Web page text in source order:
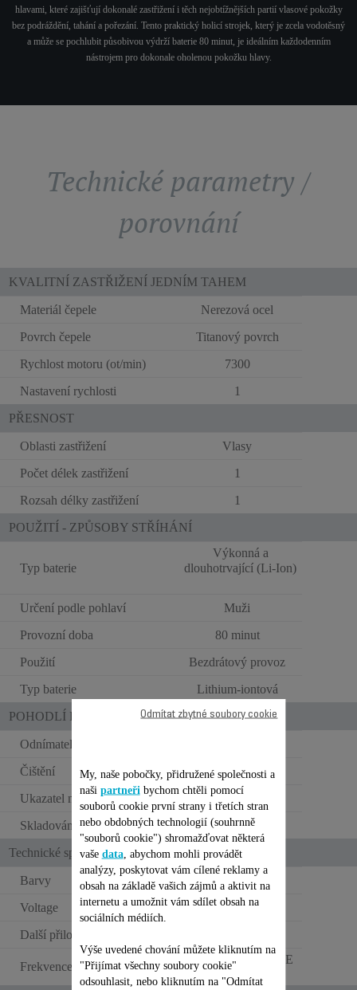
hlavami, které zajišťují dokonalé zastřižení i těch nejobtížnějších partií vlasové pokožky
bez podráždění, tahání a pořezání. Tento praktický holicí strojek, který je zcela vodotěsný
a může se pochlubit působivou výdrží baterie 80 minut, je ideálním každodenním
nástrojem pro dokonale oholenou pokožku hlavy.
Technické parametry /
porovnání
KVALITNÍ ZASTŘIŽENÍ JEDNÍM TAHEM
Materiál čepele
Nerezová ocel
Povrch čepele
Titanový povrch
Rychlost motoru (ot/min)
7300
Nastavení rychlosti
1
PŘESNOST
Oblasti zastřižení
Vlasy
Počet délek zastřižení
1
Rozsah délky zastřižení
1
POUŽITÍ - ZPŮSOBY STŘÍHÁNÍ
Typ baterie
Výkonná a
dlouhotrvající (Li-Ion)
Určení podle pohlaví
Muži
Provozní doba
80 minut
Použití
Bezdrátový provoz
Typ baterie
Lithium-iontová
POHODLÍ PŘI POUŽITÍ
Odnímatelná holicí hlava
Čištění
Plně omyvatelný
Ukazatel nabití
LED
Skladování
Vanity
Technické specifikace
Barvy
Trust & Black
Voltage
BATERIE V
Další přiložené příslušenství
Frekvence
BEZ FREKVENCE
Hz
My, naše pobočky, přidružené společnosti a
naši partneři bychom chtěli pomocí
souborů cookie první strany i třetích stran
nebo obdobných technologií (souhrnně
"souborů cookie") shromažďovat některá
vaše data, abychom mohli provádět
analýzy, poskytovat vám cílené reklamy a
obsah na základě vašich zájmů a aktivit na
internetu a umožnit vám sdílet obsah na
sociálních médiích.
Výše uvedené chování můžete kliknutím na
"Přijímat všechny soubory cookie"
odsouhlasit, nebo kliknutím na "Odmítat
Odmítat zbytné soubory cookie